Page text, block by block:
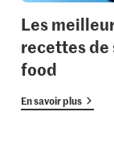
Les
recettes
food
En savoir plus